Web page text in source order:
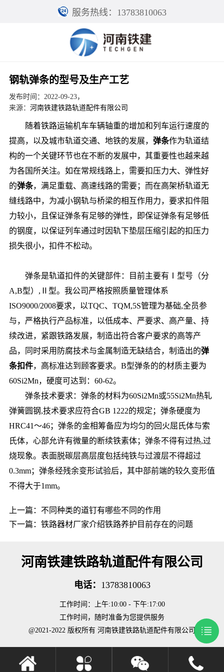
服务热线：13783810063
钢轨弹条的型号及生产工艺
发布时间：2022-09-23，
来源： 河南铁建铁路轨道配件有限公司
随着铁路运输机车车辆轴重的增加和列车运行速度的
提高，以及城市轨道交通、地铁的发展， 弹条作为轨道结
构的一个关键环节也在不断的发展中，其重要性也越来越
为各国所关注。如在常规线路上，需要扣压力大、弹性好
的弹条，满足重载、高速线路的需要；而在高架桥轨道无
缝线路中，为减小钢轨与桥梁的相互作用力，要求扣件阻
力较小，且保证弹条有足够的弹性，即保证弹条有足够低
的钢度，以保证列车通过时因轨下垫层压缩引起的扣压力
损失很小，扣件不松动。
弹条是轨道扣件的关键部件：目前主要有Ⅰ型号（分
A,B型）,Ⅱ型。我公司严格按照质量管理体系
ISO9000/2008要求，以TQC、TQM,5S管理为基础,全员参
与，严格执行产品标准，以低成本、严要求、高产量、持
续改进，紧跟铁路发展，制造出符合客户要求的高等产
品，同时采用防腐技术与金属制造无缺结合，制造出的弹
条扣件，高标准达到顾客要求。B型弹条的的材质主要为
60Si2Mn，硬度可达到：60-62。
弹条技术要求：弹条的材料为60Si2Mn或55Si2Mn热轧
弹簧圆钢,技术要求应符合GB 1222的规定；弹条硬度为
HRC41～46；弹条的金相筹备应为均匀的回火屈氏体与索
氏体，心部允许有微量的断续铁素体；弹条不得有过热,过
烧现象。表面脱碳层高层度包括纯铁与过渡层不得超过
0.3mm；弹条经残余变形试验后，其中部前端的较久变形值
不得大于1mm。
上一篇： 不同种类的道钉有哪些不同的作用
下一篇： 铁路器材厂家介绍铁路养护目前存在的问题
河南铁建铁路轨道配件有限公司
电话： 13783810063
工作时间：上午:10:00 - 下午:17:00
工作时间，随时准备为您提供服务
@2021-2022 版权所有 河南铁建铁路轨道配件有限公司